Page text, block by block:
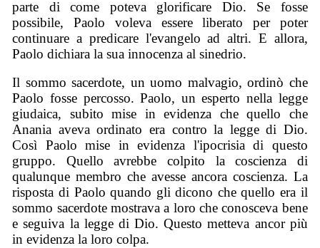
parte di come poteva glorificare Dio. Se fosse
possibile, Paolo voleva essere liberato per poter
continuare a predicare l'evangelo ad altri. E allora,
Paolo dichiara la sua innocenza al sinedrio.
Il sommo sacerdote, un uomo malvagio, ordinò che
Paolo fosse percosso. Paolo, un esperto nella legge
giudaica, subito mise in evidenza che quello che
Anania aveva ordinato era contro la legge di Dio.
Così Paolo mise in evidenza l'ipocrisia di questo
gruppo. Quello avrebbe colpito la coscienza di
qualunque membro che avesse ancora coscienza. La
risposta di Paolo quando gli dicono che quello era il
sommo sacerdote mostrava a loro che conosceva bene
e seguiva la legge di Dio. Questo metteva ancor più
in evidenza la loro colpa.